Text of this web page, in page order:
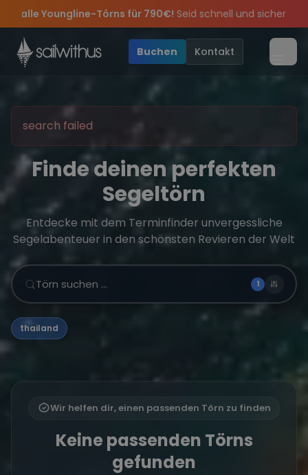
Skip to content
für 790€!Seid schnell und sichert euch die letzten Plätze.
Sichere Dir jetztDein Meilenbuch und Deine sailwithus-
Angebote mehr Sowie20€ Rabatt auf deinen ersten
wir feiern die Törns, die Crew und die besten Geschichten
Buchen
Kontakt
search failed
Finde deinen perfekten
Segeltörn
Entdecke mit dem Terminfinder unvergessliche
Segelabenteuer in den schönsten Revieren der Welt
Törn suchen … 1
thailand
Wir helfen dir, einen passenden Törn zu finden
Keine passenden Törns
gefunden